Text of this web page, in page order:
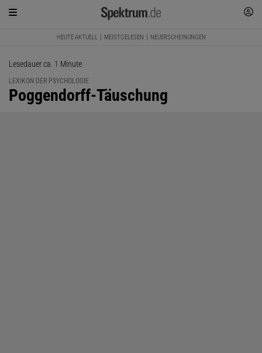
HEUTE AKTUELL MEISTGELESEN NEUERSCHEINUNGEN
Lesedauer ca. 1 Minute
LEXIKON DER PSYCHOLOGIE
:
Poggendorff-Täuschung